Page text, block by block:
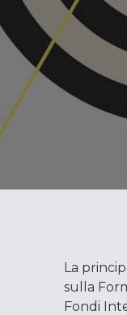
La
sulla
Fondi